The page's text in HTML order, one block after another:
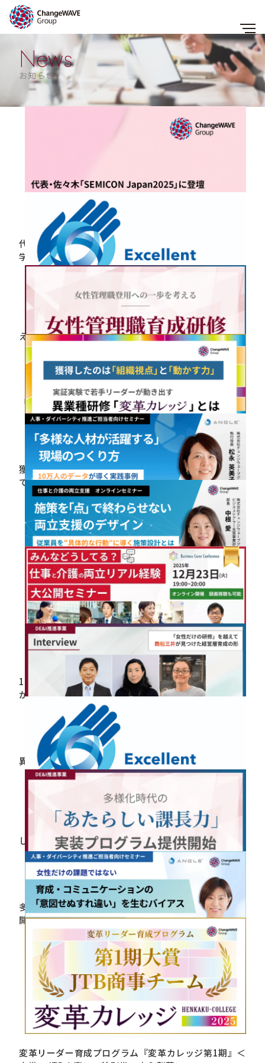
News
お知らせ
代表・佐々木「SEMICON Japan2025」に登壇～産官
学の女性リーダーと議論～持続的成長を阻む「半導体
業界の壁」を壊す最適解とは
【イベント報告】制度整備の先にある「実効性」を考
えるECC Club第４期カンファレンス開催レポートを掲
載しました
2026.01.22
「女性管理職育成研修」のご案内
2026.01.14
獲得したのは「組織視点」と「動かす力」。実証実験
で若手リーダーが動き出す 異業種研修「変革カレッ
ジ」
2026.01.09
【1月28日開催】オンラインセミナーご案内
2025.12.26
【1月21日開催】オンラインセミナーご案内
12月23日（火）現役ビジネスパーソンと各分野のプロ
が結集するオンラインセミナー『全国ビジネスケアラ
ー会議 仕事と介護、両立のヒントがここに。』開催
のお知らせ
異業種女性幹部育成「GETプログラム」インタビュー
【活動報告】ECC Club第4期活動レポートを掲載しま
した
2025.12.10
多様化時代の”あたらしい課長力”実装プログラム”提供
開始！累計20万部「課長の教科書」著者が監修。
2025.11.20
【12月4日開催】オンラインセミナーご案内
2025.11.17
変革リーダー育成プログラム『変革カレッジ第1期』＜